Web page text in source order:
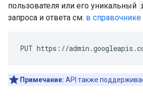
пользователя или его уникальный
запроса и ответа см. в справочнике
PUT https://
Примечание: API также